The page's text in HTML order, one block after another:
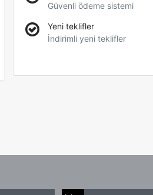
Güvenli ödeme sistemi
Yeni teklifler
İndirimli yeni teklifler